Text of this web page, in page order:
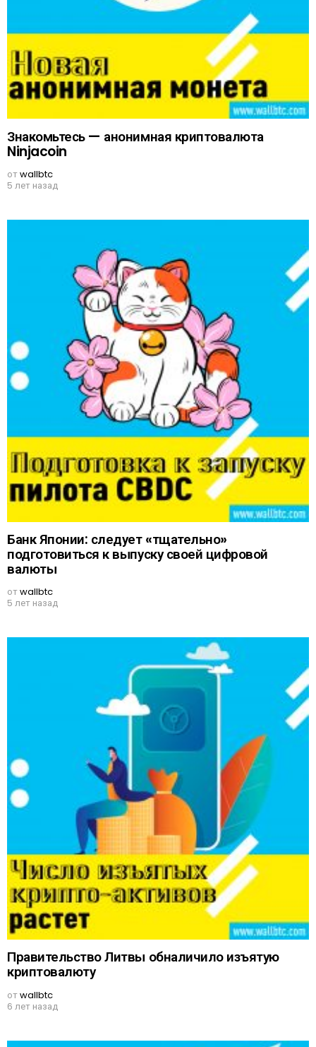
Знакомьтесь — анонимная криптовалюта
Ninjacoin
отwallbtc
5 лет назад
Банк Японии: следует «тщательно»
подготовиться к выпуску своей цифровой
валюты
отwallbtc
5 лет назад
Правительство Литвы обналичило изъятую
криптовалюту
отwallbtc
6 лет назад